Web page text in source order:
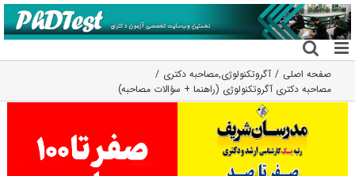
رفتن
به
محتوا
صفحه اصلی آگروتکنولوژی,مصاحبه دکتری
مصاحبه دکتری آگروتکنولوژی (راهنما + سؤالات مصاحبه)